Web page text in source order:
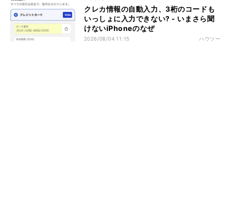
クレカ情報の自動入力、3桁のコードも
いっしょに入力できない? - いまさら聞
けないiPhoneのなぜ
2026/08/04 11:15 ハウツー